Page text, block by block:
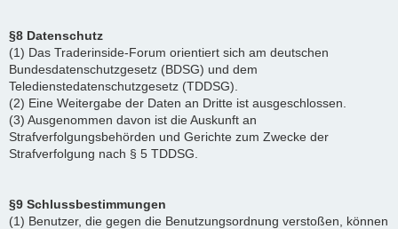
§8 Datenschutz
(1) Das Traderinside-Forum orientiert sich am deutschen
Bundesdatenschutzgesetz (BDSG) und dem
Teledienstedatenschutzgesetz (TDDSG).
(2) Eine Weitergabe der Daten an Dritte ist ausgeschlossen.
(3) Ausgenommen davon ist die Auskunft an
Strafverfolgungsbehörden und Gerichte zum Zwecke der
Strafverfolgung nach § 5 TDDSG.
§9 Schlussbestimmungen
(1) Benutzer, die gegen die Benutzungsordnung verstoßen, können